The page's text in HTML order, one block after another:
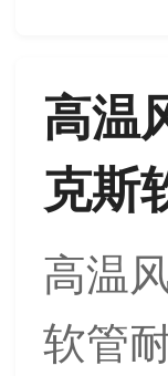
高温
克斯
高温
软管